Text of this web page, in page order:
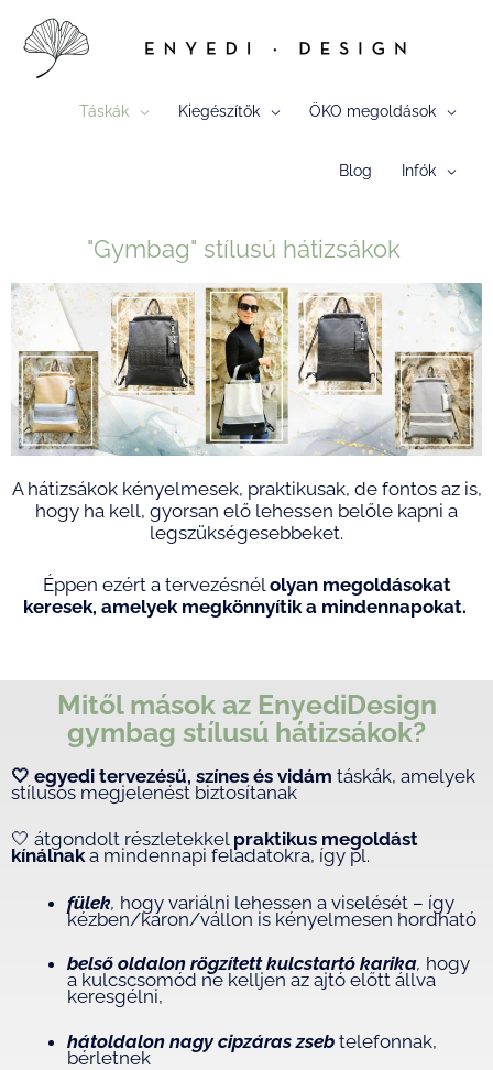
Táskák Kiegészítők ÖKO megoldások
Blog Infók
"Gymbag" stílusú hátizsákok
A hátizsákok kényelmesek, praktikusak, de fontos az is,
hogy ha kell, gyorsan elő lehessen belőle kapni a
legszükségesebbeket.
Éppen ezért a tervezésnélolyan megoldásokat
keresek, amelyek megkönnyítik a mindennapokat.
Mitől mások az EnyediDesign
gymbag stílusú hátizsákok?
🤍 egyedi tervezésű, színes és vidám táskák, amelyek
stílusos megjelenést biztosítanak
🤍 átgondolt részletekkel praktikus megoldást
kínálnaka mindennapi feladatokra, így pl.
fülek, hogy variálni lehessen a viselését – így
kézben/karon/vállon is kényelmesen hordható
belső oldalon rögzített kulcstartó karika, hogy
a kulcscsomód ne kelljen az ajtó előtt állva
keresgélni,
hátoldalon nagy cipzáras zseb telefonnak,
bérletnek